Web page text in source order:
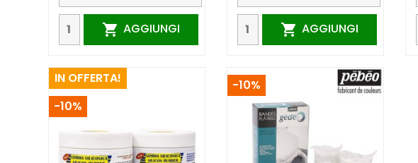
 AGGIUNGI  AGGIUNGI
IN OFFERTA!
-10%
-10%